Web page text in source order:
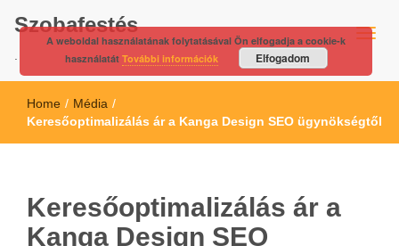
Szobafestés
Home / Média /
Keresőoptimalizálás ár a Kanga Design SEO ügynökségtől
Keresőoptimalizálás ár a
Kanga Design SEO
A weboldal használatának folytatásával Ön elfogadja a cookie-k
használatát További információk Elfogadom